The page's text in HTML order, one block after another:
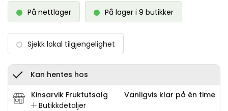
På nettlager På lager i 9 butikker
Sjekk lokal tilgjengelighet
Kan hentes hos
Kinsarvik Fruktutsalg
Butikkdetaljer
Vanligvis klar på én time